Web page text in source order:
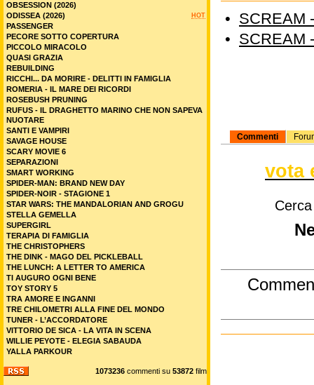
• SCREAM
• SCREAM
Commenti
vota
OBSESSION (2026)
HOT
ODISSEA (2026)
PASSENGER
PECORE SOTTO COPERTURA
PICCOLO MIRACOLO
QUASI GRAZIA
REBUILDING
RICCHI... DA MORIRE - DELITTI IN FAMIGLIA
ROMERIA - IL MARE DEI RICORDI
ROSEBUSH PRUNING
RUFUS - IL DRAGHETTO MARINO CHE NON SAPEVA
NUOTARE
SANTI E VAMPIRI
SAVAGE HOUSE
SCARY MOVIE 6
SEPARAZIONI
SMART WORKING
SPIDER-MAN: BRAND NEW DAY
SPIDER-NOIR - STAGIONE 1
STAR WARS: THE MANDALORIAN AND GROGU
STELLA GEMELLA
SUPERGIRL
TERAPIA DI FAMIGLIA
THE CHRISTOPHERS
THE DINK - MAGO DEL PICKLEBALL
THE LUNCH: A LETTER TO AMERICA
TI AUGURO OGNI BENE
TOY STORY 5
TRA AMORE E INGANNI
TRE CHILOMETRI ALLA FINE DEL MONDO
TUNER - L’ACCORDATORE
VITTORIO DE SICA - LA VITA IN SCENA
WILLIE PEYOTE - ELEGIA SABAUDA
YALLA PARKOUR
1073236 commenti su 53872 film